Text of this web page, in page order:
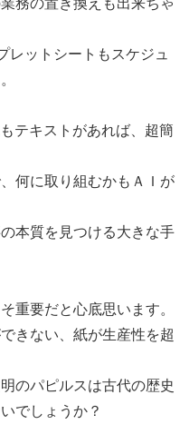
レットシートもスケジュ
テキストがあれば、超簡
何に取り組むかもＡＩが
本質を見つける大きな手
重要だと心底思います。
きない、紙が生産性を超
のパピルスは古代の歴史
でしょうか？